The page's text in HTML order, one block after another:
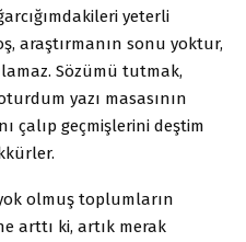
yeterli
araştırmanın sonu yoktur,
Sözümü tutmak,
yazı masasının
çalıp geçmişlerini deştim
olmuş toplumların
arttı ki, artık merak